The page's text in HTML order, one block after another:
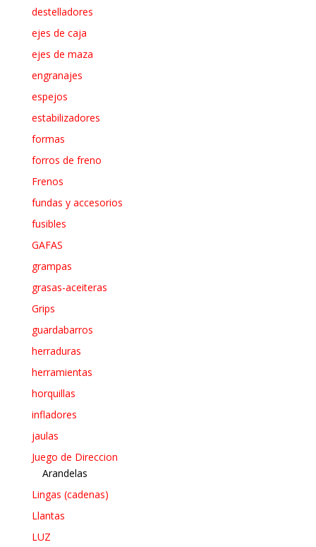
destelladores
ejes de caja
ejes de maza
engranajes
espejos
estabilizadores
formas
forros de freno
Frenos
fundas y accesorios
fusibles
GAFAS
grampas
grasas-aceiteras
Grips
guardabarros
herraduras
herramientas
horquillas
infladores
jaulas
Juego de Direccion
Arandelas
Lingas (cadenas)
Llantas
LUZ